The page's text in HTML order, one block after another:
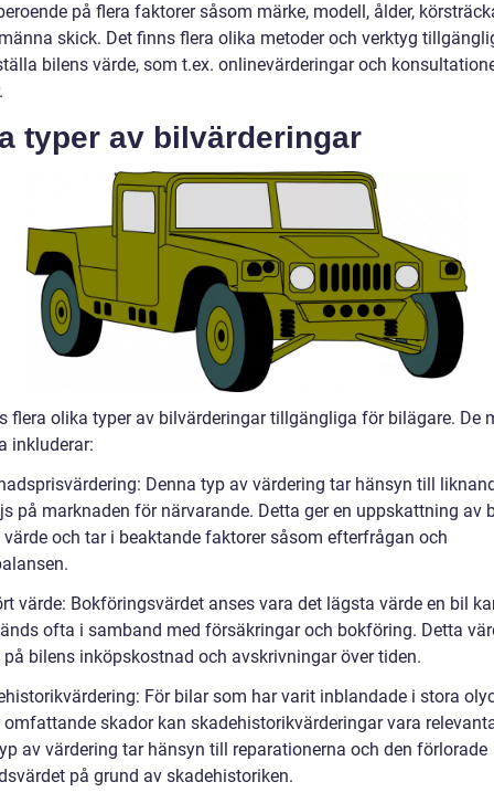
på flera faktorer såsom märke, modell, ålder,
skick. Det finns flera olika metoder och verktyg
bilens värde, som t.ex. onlinevärderingar och
typer av bilvärderingar
flera olika typer av bilvärderingar tillgängliga för bilägare. De
inkluderar:
Denna typ av värdering tar hänsyn till
på marknaden för närvarande. Detta ger en uppskattning av
och tar i beaktande faktorer såsom efterfrågan och
värde: Bokföringsvärdet anses vara det lägsta värde en bil
ofta i samband med försäkringar och bokföring. Detta
på bilens inköpskostnad och avskrivningar över tiden.
För bilar som har varit inblandade i stora
omfattande skador kan skadehistorikvärderingar vara
av värdering tar hänsyn till reparationerna och den förlorade
på grund av skadehistoriken.